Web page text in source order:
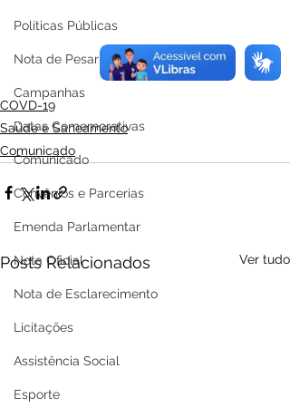
Políticas Públicas
Nota de Pesar
Campanhas
Datas Comemorativas
Comunicado
Convênios e Parcerias
Emenda Parlamentar
Nota Oficial
Nota de Esclarecimento
Licitações
Assistência Social
Esporte
COVD-19
Saúde e Saneamento
Comunicado
Posts Relacionados Ver tudo